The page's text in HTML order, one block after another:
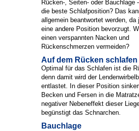
Rücken-, Seiten- oder Bauchlage
die beste Schlafposition? Das
allgemein beantwortet werden, da
eine andere Position bevorzugt.
einen verspannten Nacken und
Rückenschmerzen vermeiden?
Auf dem Rücken schlafen
Optimal für das Schlafen ist die
denn damit wird der
entlastet. In dieser Position
Becken und Fersen in die
negativer Nebeneffekt dieser
begünstigt das Schnarchen.
Bauchlage